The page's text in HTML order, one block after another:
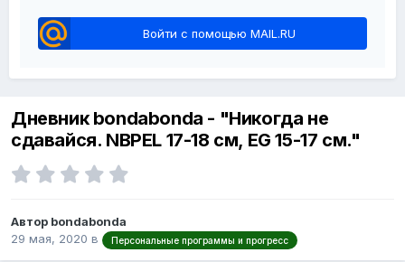
Войти с помощью MAIL.RU
Дневник bondabonda - "Никогда не
сдавайся. NBPEL 17-18 см, EG 15-17 см."
Автор bondabonda
29 мая, 2020 в Персональные программы и прогресс